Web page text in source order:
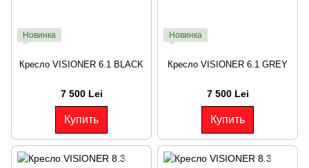
Новинка
Кресло VISIONER 6.1 BLACK
7 500 Lei
Купить
Новинка
Кресло VISIONER 6.1 GREY
7 500 Lei
Купить